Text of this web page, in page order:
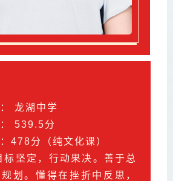
龙湖中学
539.5分
478分（纯文化课）
标坚定，行动果决。善于总
划。懂得在挫折中反思，